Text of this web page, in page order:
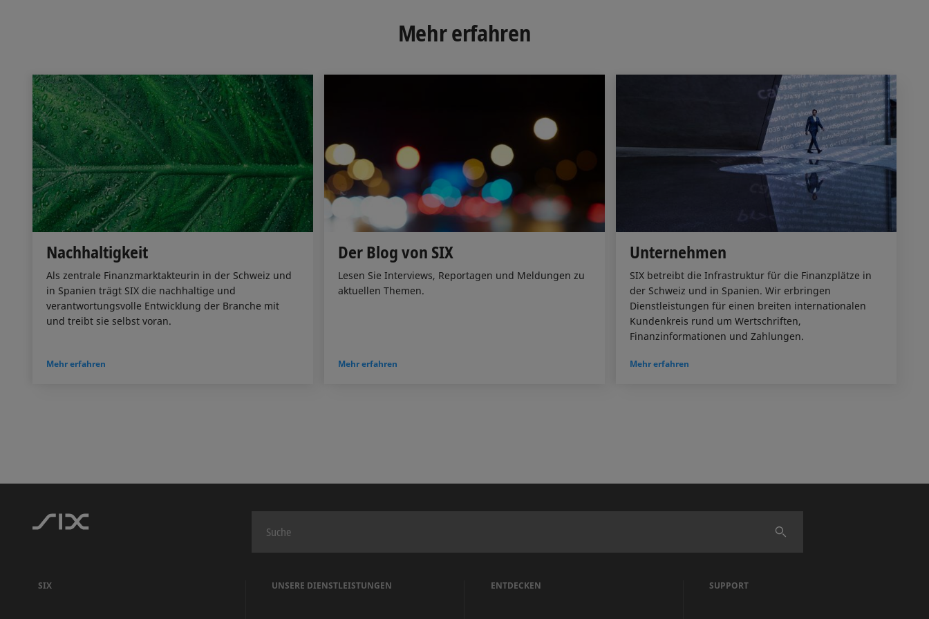
I
n
o
k
Mehr erfahren
Nachhaltigkeit
Als zentrale Finanzmarktakteurin in der Schweiz und
in Spanien trägt SIX die nachhaltige und
verantwortungsvolle Entwicklung der Branche mit
und treibt sie selbst voran.
Mehr erfahren
Der Blog von SIX
Lesen Sie Interviews, Reportagen und Meldungen zu
aktuellen Themen.
Mehr erfahren
Unternehmen
SIX betreibt die Infrastruktur für die Finanzplätze in
der Schweiz und in Spanien. Wir erbringen
Dienstleistungen für einen breiten internationalen
Kundenkreis rund um Wertschriften,
Finanzinformationen und Zahlungen.
Mehr erfahren
Finden
SIX UNSERE DIENSTLEISTUNGEN ENTDECKEN SUPPORT